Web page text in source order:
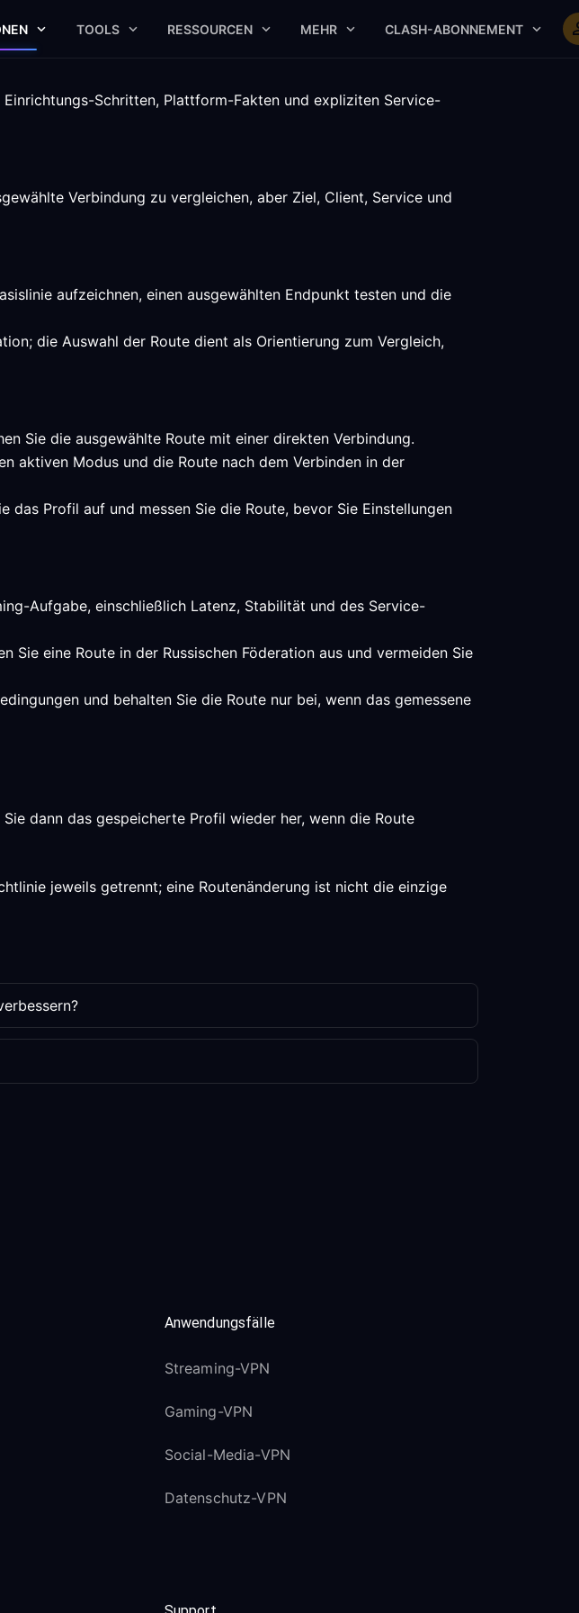
TOOLS RESSOURCEN MEHR CLASH-ABONNEMENT
Schritten, Plattform-Fakten und expliziten Service-
Verbindung zu vergleichen, aber Ziel, Client, Service und
aufzeichnen, einen ausgewählten Endpunkt testen und die
die Auswahl der Route dient als Orientierung zum Vergleich,
Sie die ausgewählte Route mit einer direkten Verbindung.
aktiven Modus und die Route nach dem Verbinden in der
das Profil auf und messen Sie die Route, bevor Sie Einstellungen
Aufgabe, einschließlich Latenz, Stabilität und des Service-
Sie eine Route in der Russischen Föderation aus und vermeiden Sie
und behalten Sie die Route nur bei, wenn das gemessene
dann das gespeicherte Profil wieder her, wenn die Route
jeweils getrennt; eine Routenänderung ist nicht die einzige
Anwendungsfälle
Streaming-VPN
Gaming-VPN
Social-Media-VPN
Datenschutz-VPN